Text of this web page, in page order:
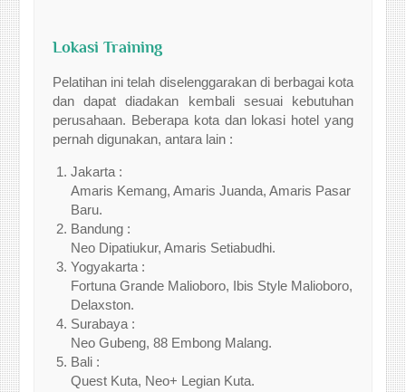
Lokasi Training
Pelatihan ini telah diselenggarakan di berbagai kota
dan dapat diadakan kembali sesuai kebutuhan
perusahaan. Beberapa kota dan lokasi hotel yang
pernah digunakan, antara lain :
Jakarta :
Amaris Kemang, Amaris Juanda, Amaris Pasar
Baru.
Bandung :
Neo Dipatiukur, Amaris Setiabudhi.
Yogyakarta :
Fortuna Grande Malioboro, Ibis Style Malioboro,
Delaxston.
Surabaya :
Neo Gubeng, 88 Embong Malang.
Bali :
Quest Kuta, Neo+ Legian Kuta.